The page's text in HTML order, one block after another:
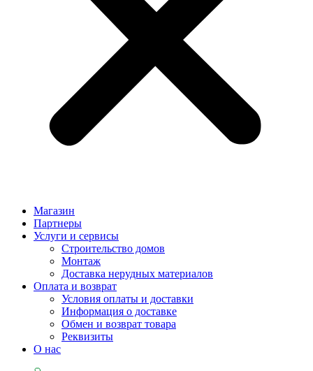
Магазин
Партнеры
Услуги и сервисы
Строительство домов
Монтаж
Доставка нерудных материалов
Оплата и возврат
Условия оплаты и доставки
Информация о доставке
Обмен и возврат товара
Реквизиты
О нас